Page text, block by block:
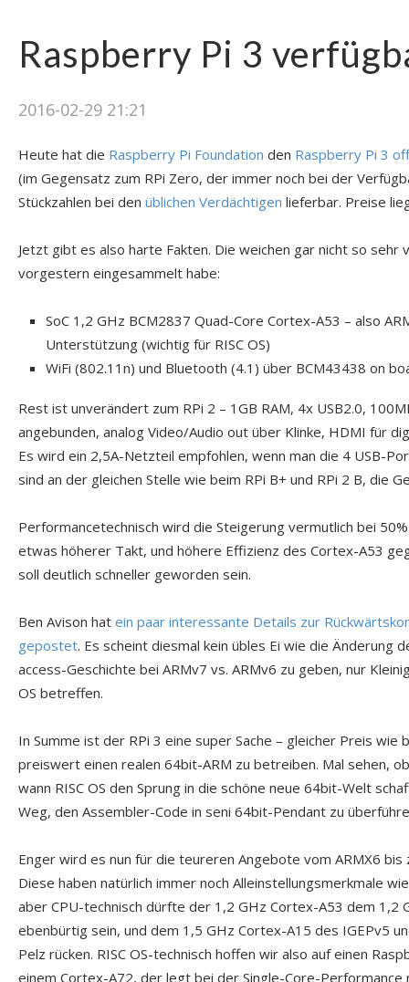
Raspberry Pi 3
2016-02-29 21:21
Heute hat die Raspberry Pi Foundation den Raspberry Pi 3
(im Gegensatz zum RPi Zero, der immer noch bei der
Stückzahlen bei den üblichen Verdächtigen lieferbar. Preise
Jetzt gibt es also harte Fakten. Die weichen gar nicht so sehr
vorgestern eingesammelt habe:
SoC 1,2 GHz BCM2837 Quad-Core Cortex-A53 – also
Unterstützung (wichtig für RISC OS)
WiFi (802.11n) und Bluetooth (4.1) über BCM43438 on
Rest ist unverändert zum RPi 2 – 1GB RAM, 4x USB2.0,
angebunden, analog Video/Audio out über Klinke, HDMI für
Es wird ein 2,5A-Netzteil empfohlen, wenn man die 4 USB-
sind an der gleichen Stelle wie beim RPi B+ und RPi 2 B, die
Performancetechnisch wird die Steigerung vermutlich bei
etwas höherer Takt, und höhere Effizienz des Cortex-A53
soll deutlich schneller geworden sein.
Ben Avison hat ein paar interessante Details zur
gepostet. Es scheint diesmal kein übles Ei wie die Änderung
access-Geschichte bei ARMv7 vs. ARMv6 zu geben, nur
OS betreffen.
In Summe ist der RPi 3 eine super Sache – gleicher Preis wie
preiswert einen realen 64bit-ARM zu betreiben. Mal sehen,
wann RISC OS den Sprung in die schöne neue 64bit-Welt
Weg, den Assembler-Code in seni 64bit-Pendant zu
Enger wird es nun für die teureren Angebote vom ARMX6 bis
Diese haben natürlich immer noch Alleinstellungsmerkmale
aber CPU-technisch dürfte der 1,2 GHz Cortex-A53 dem 1,2
ebenbürtig sein, und dem 1,5 GHz Cortex-A15 des IGEPv5
Pelz rücken. RISC OS-technisch hoffen wir also auf einen
einem Cortex-A72, der legt bei der Single-Core-Performance